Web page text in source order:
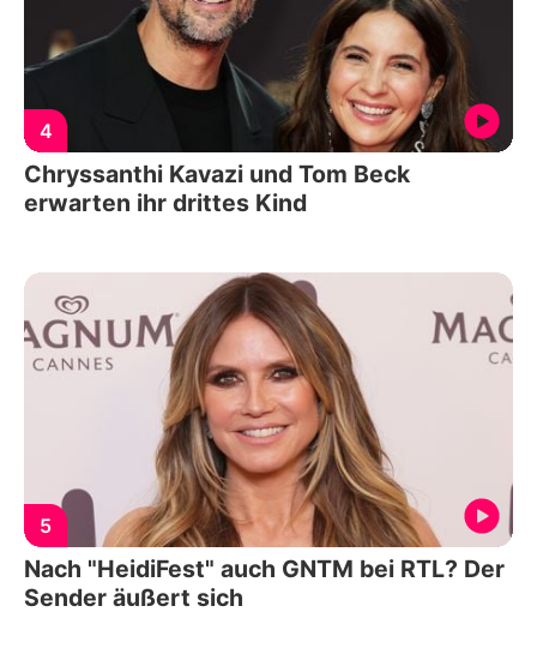
4
Chryssanthi Kavazi und Tom Beck
erwarten ihr drittes Kind
5
Nach "HeidiFest" auch GNTM bei RTL? Der
Sender äußert sich